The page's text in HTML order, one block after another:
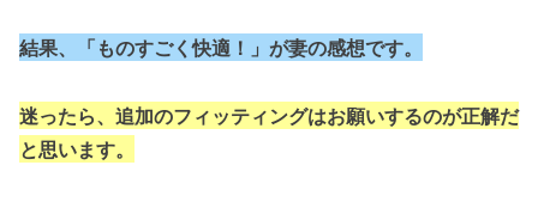
結果、「ものすごく快適！」が妻の感想です。
迷ったら、追加のフィッティングはお願いするのが正解だ
と思います。